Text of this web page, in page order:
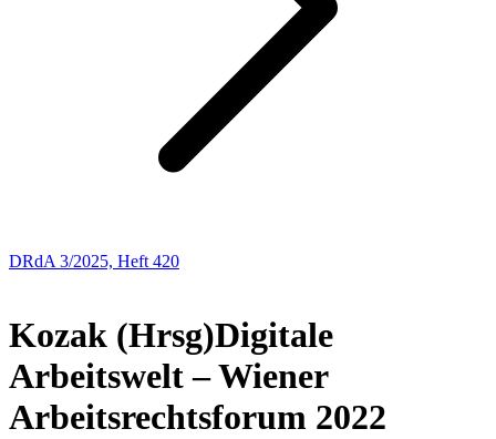
DRdA 3/2025, Heft 420
Kozak (Hrsg)Digitale
Arbeitswelt – Wiener
Arbeitsrechtsforum 2022